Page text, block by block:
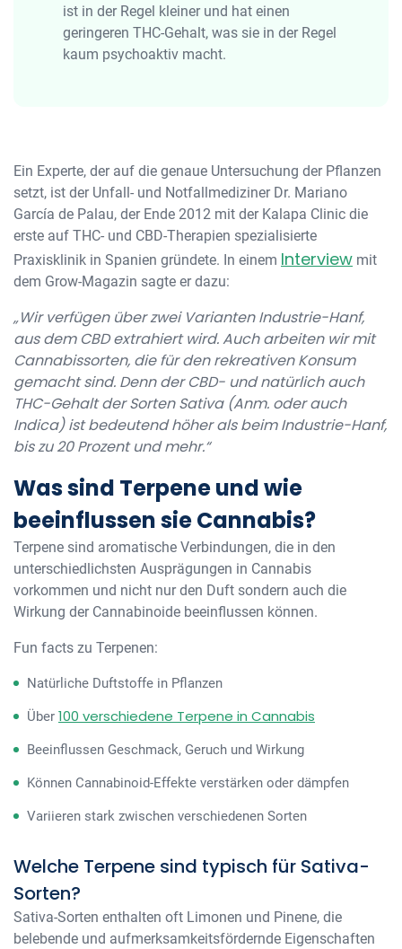
ist in der Regel kleiner und hat einen
geringeren THC-Gehalt, was sie in der Regel
kaum psychoaktiv macht.
Ein Experte, der auf die genaue Untersuchung der Pflanzen
setzt, ist der Unfall- und Notfallmediziner Dr. Mariano
García de Palau, der Ende 2012 mit der Kalapa Clinic die
erste auf THC- und CBD-Therapien spezialisierte
Praxisklinik in Spanien gründete. In einem Interview mit
dem Grow-Magazin sagte er dazu:
„Wir verfügen über zwei Varianten Industrie-Hanf,
aus dem CBD extrahiert wird. Auch arbeiten wir mit
Cannabissorten, die für den rekreativen Konsum
gemacht sind. Denn der CBD- und natürlich auch
THC-Gehalt der Sorten Sativa (Anm. oder auch
Indica) ist bedeutend höher als beim Industrie-Hanf,
bis zu 20 Prozent und mehr.“
Was sind Terpene und wie
beeinflussen sie Cannabis?
Terpene sind aromatische Verbindungen, die in den
unterschiedlichsten Ausprägungen in Cannabis
vorkommen und nicht nur den Duft sondern auch die
Wirkung der Cannabinoide beeinflussen können.
Fun facts zu Terpenen:
Natürliche Duftstoffe in Pflanzen
Über 100 verschiedene Terpene in Cannabis
Beeinflussen Geschmack, Geruch und Wirkung
Können Cannabinoid-Effekte verstärken oder dämpfen
Variieren stark zwischen verschiedenen Sorten
Welche Terpene sind typisch für Sativa-
Sorten?
Sativa-Sorten enthalten oft Limonen und Pinene, die
belebende und aufmerksamkeitsfördernde Eigenschaften